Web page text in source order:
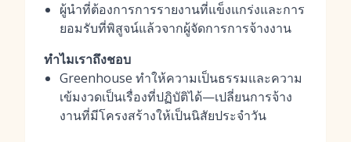
ผู้นำที่ต้องการการรายงานที่แข็งแกร่งและการ
ยอมรับที่พิสูจน์แล้วจากผู้จัดการการจ้างงาน
ทำไมเราถึงชอบ
Greenhouse ทำให้ความเป็นธรรมและความ
เข้มงวดเป็นเรื่องที่ปฏิบัติได้—เปลี่ยนการจ้าง
งานที่มีโครงสร้างให้เป็นนิสัยประจำวัน